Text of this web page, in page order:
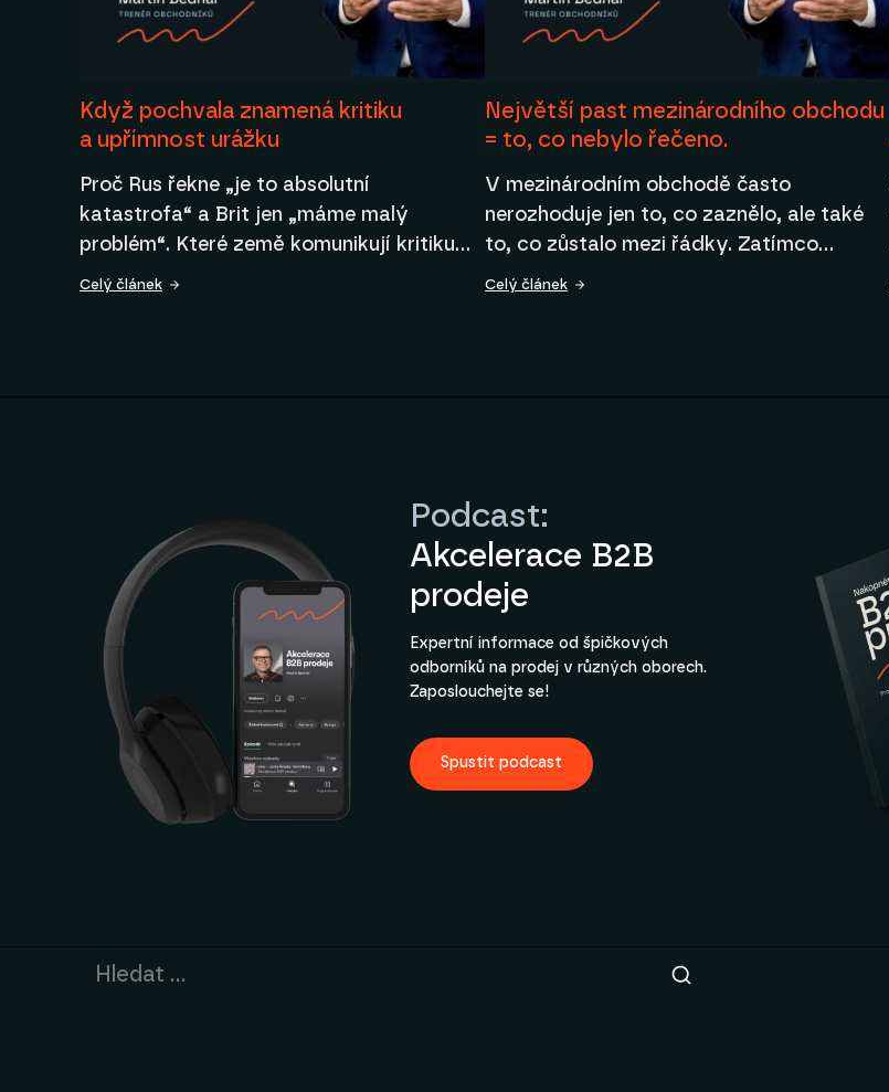
Když pochvala znamená kritiku
a upřímnost urážku
Proč Rus řekne „je to absolutní
katastrofa“ a Brit jen „máme malý
problém“. Které země komunikují kritiku…
Celý článek
Největší past mezinárodního obchodu
= to, co nebylo řečeno.
V mezinárodním obchodě často
nerozhoduje jen to, co zaznělo, ale také
to, co zůstalo mezi řádky. Zatímco…
Celý článek
Podcast:
Akcelerace B2B
prodeje
Expertní informace od špičkových
odborníků na prodej v různých oborech.
Zaposlouchejte se!
Spustit podcast